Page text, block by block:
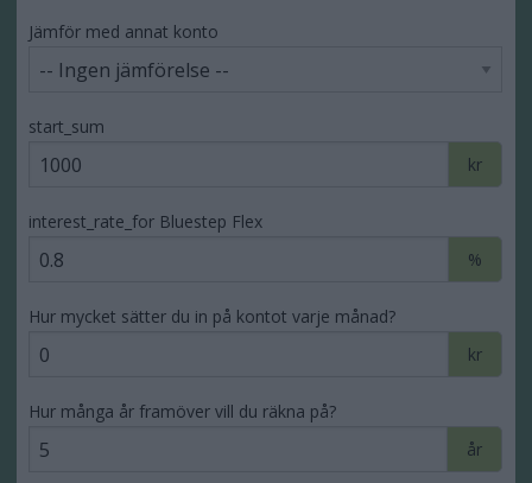
Jämför med annat konto
start_sum
kr
interest_rate_for Bluestep Flex
%
Hur mycket sätter du in på kontot varje månad?
kr
Hur många år framöver vill du räkna på?
år